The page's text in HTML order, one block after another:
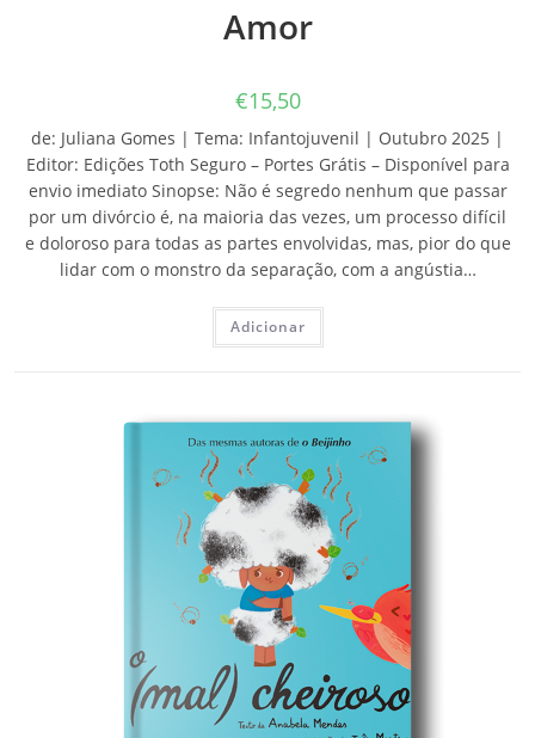
Amor
€15,50
de: Juliana Gomes | Tema: Infantojuvenil | Outubro 2025 |
Editor: Edições Toth Seguro – Portes Grátis – Disponível para
envio imediato Sinopse: Não é segredo nenhum que passar
por um divórcio é, na maioria das vezes, um processo difícil
e doloroso para todas as partes envolvidas, mas, pior do que
lidar com o monstro da separação, com a angústia…
Adicionar